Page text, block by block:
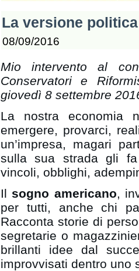
La versione
08/09/2016
Mio intervento al
Conservatori e
giovedì 8 settembre
La nostra economia
emergere, provarci,
un’impresa, magari
sulla sua strada gli
vincoli, obblighi,
Il sogno americano,
per tutti, anche chi
Racconta storie di
segretarie o
brillanti idee dal
improvvisati dentro uno